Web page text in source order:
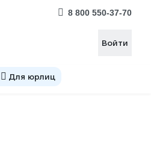
8 800 550-37-70
Войти
Для юрлиц